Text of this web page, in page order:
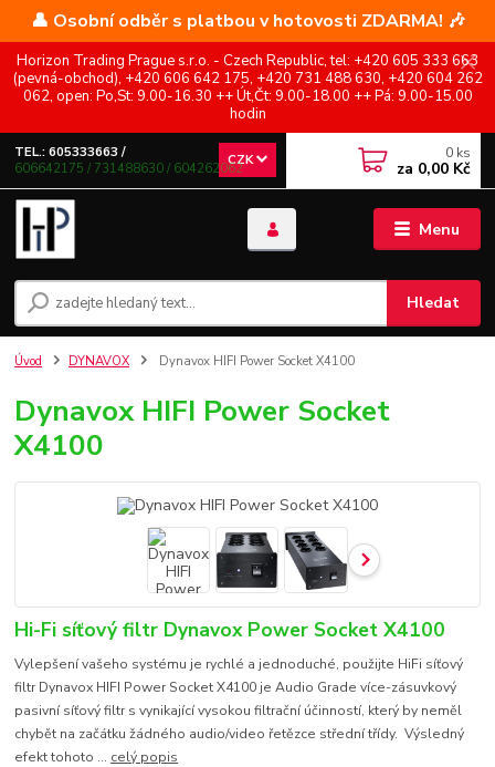
👤 Osobní odběr s platbou v hotovosti ZDARMA! 🎶
Horizon Trading Prague s.r.o. - Czech Republic, tel: +420 605 333 663
(pevná-obchod), +420 606 642 175, +420 731 488 630, +420 604 262
062, open: Po,St: 9.00-16.30 ++ Út,Čt: 9.00-18.00 ++ Pá: 9.00-15.00
hodin
Menu
CZK
Hledat
TEL.: 605333663 /
606642175 / 731488630 / 604262062
0 ks
za 0,00 Kč
Úvod DYNAVOX Dynavox HIFI Power Socket X4100
Dynavox HIFI Power Socket
X4100
Hi-Fi síťový filtr Dynavox Power Socket X4100
Vylepšení vašeho systému je rychlé a jednoduché, použijte HiFi síťový
filtr Dynavox HIFI Power Socket X4100 je Audio Grade více-zásuvkový
pasivní síťový filtr s vynikající vysokou filtrační účinností, který by neměl
chybět na začátku žádného audio/video řetězce střední třídy. Výsledný
efekt tohoto ... celý popis